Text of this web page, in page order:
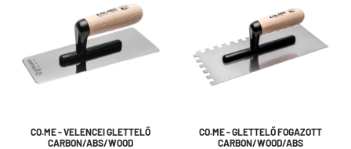
CO.ME - VELENCEI GLETTELŐ
CARBON/ABS/WOOD
CO.ME - GLETTELŐ FOGAZOTT
CARBON/WOOD/ABS